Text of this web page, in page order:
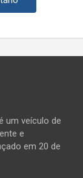
um veículo de
e
em 20 de